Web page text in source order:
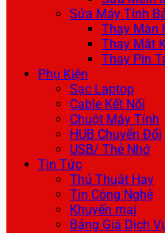
Sửa Máy Tính
Thay Màn
Thay Mặt
Thay Pin
Phụ Kiện
Sạc Laptop
Cable Kết Nối
Chuột Máy Tính
HUB Chuyển Đổi
USB/ Thẻ Nhớ
Tin Tức
Thủ Thuật Hay
Tin Công Nghệ
Khuyến mại
Bảng Giá Dịch